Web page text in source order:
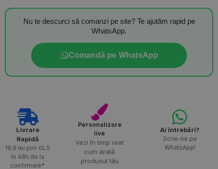
Nu te descurci să comanzi pe site? Te ajutăm rapid pe
WhatsApp.
Comandă pe WhatsApp
Livrare
Rapidă​
19,9 lei prin GLS
în 48h de la
confirmare*
Personalizare
live
Vezi în timp real
cum arată
produsul tău
Ai întrebări?
Scrie-ne pe
WhatsApp!